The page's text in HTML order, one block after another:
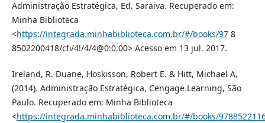
Administração Estratégica, Ed. Saraiva. Recuperado em:
Minha Biblioteca
<https://integrada.minhabiblioteca.com.br/#/books/978
8502200418/cfi/4!/4/4@0:0.00> Acesso em 13 jul. 2017.
Ireland, R. Duane, Hoskisson, Robert E. & Hitt, Michael A,
(2014). Administração Estratégica, Cengage Learning, São
Paulo. Recuperado em: Minha Biblioteca
<https://integrada.minhabiblioteca.com.br/#/books/